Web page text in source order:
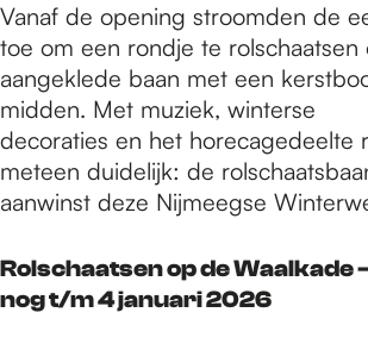
Vanaf de opening stroomden de
toe om een rondje te
aangeklede baan met een
midden. Met muziek, winterse
decoraties en het horecagedeelte
meteen duidelijk: de
aanwinst deze Nijmeegse
Rolschaatsen op de Waalkade
nog t/m 4 januari 2026